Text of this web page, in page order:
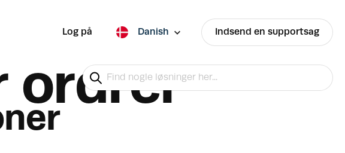
Log på Danish Indsend en supportsag
ordrer